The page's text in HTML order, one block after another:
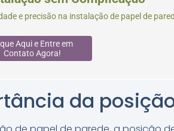
e precisão na instalação de papel de
Aqui e Entre em
Contato Agora!
da